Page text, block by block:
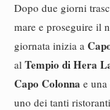
Dopo due giorni
mare e proseguire il
giornata inizia a
al Tempio di Hera
Capo Colonna e
uno dei tanti